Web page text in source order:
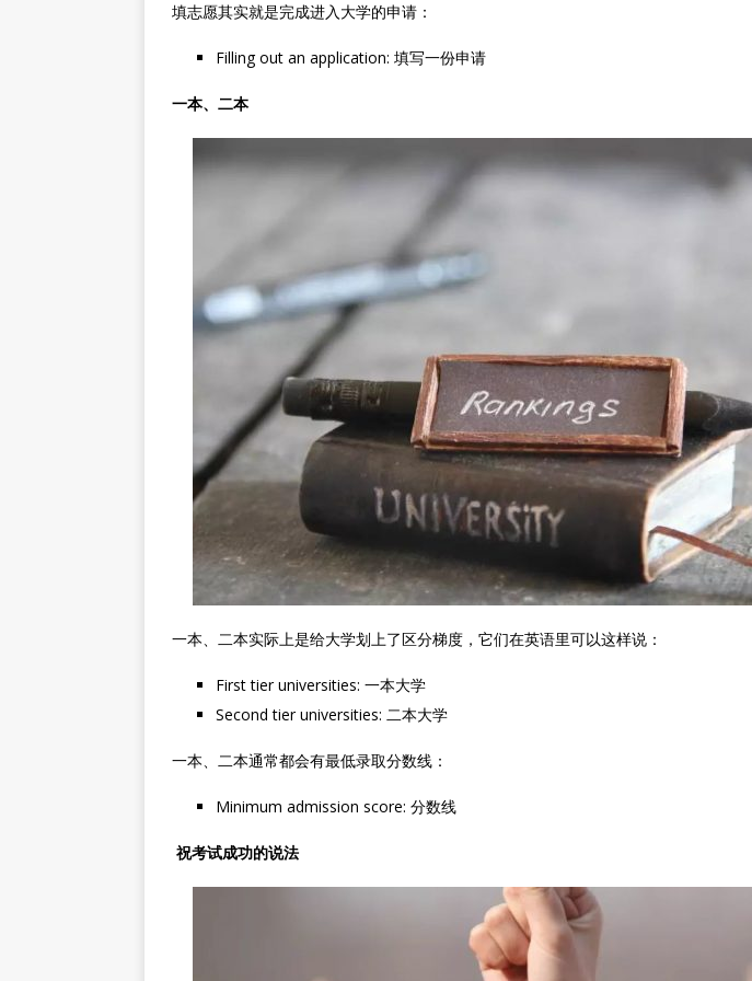
填志愿其实就是完成进入大学的申请：
Filling out an application: 填写一份申请
一本、二本
一本、二本实际上是给大学划上了区分梯度，它们在英语里可以这样说：
First tier universities: 一本大学
Second tier universities: 二本大学
一本、二本通常都会有最低录取分数线：
Minimum admission score: 分数线
祝考试成功的说法